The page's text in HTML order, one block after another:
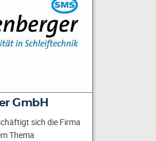
GmbH
sich die Firma
Thema